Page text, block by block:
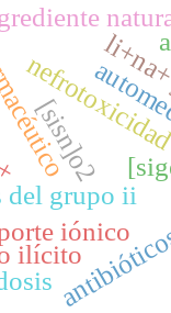
del grupo ii
iónico
[sisn]o2
ilícito